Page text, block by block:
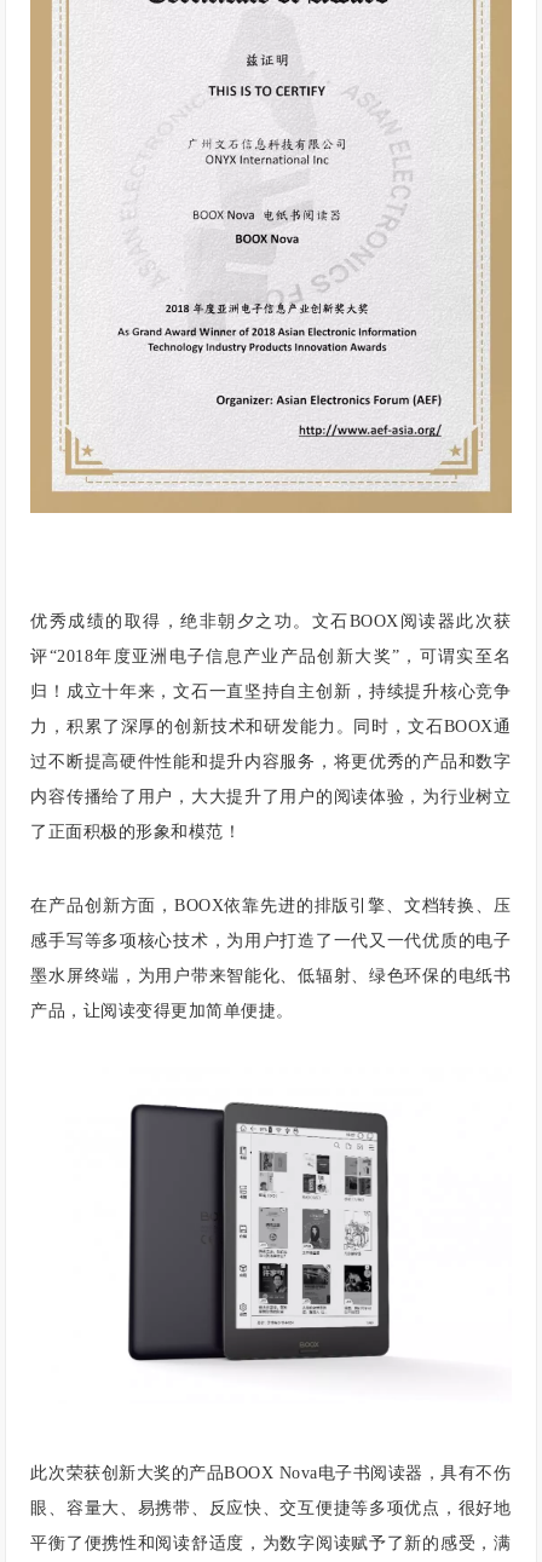
优秀成绩的取得，绝非朝夕之功。文石BOOX阅读器此次获
评“2018年度亚洲电子信息产业产品创新大奖”，可谓实至名
归！成立十年来，文石一直坚持自主创新，持续提升核心竞争
力，积累了深厚的创新技术和研发能力。同时，文石BOOX通
过不断提高硬件性能和提升内容服务，将更优秀的产品和数字
内容传播给了用户，大大提升了用户的阅读体验，为行业树立
了正面积极的形象和模范！
在产品创新方面，BOOX依靠先进的排版引擎、文档转换、压
感手写等多项核心技术，为用户打造了一代又一代优质的电子
墨水屏终端，为用户带来智能化、低辐射、绿色环保的电纸书
产品，让阅读变得更加简单便捷。
此次荣获创新大奖的产品BOOX Nova电子书阅读器，具有不伤
眼、容量大、易携带、反应快、交互便捷等多项优点，很好地
平衡了便携性和阅读舒适度，为数字阅读赋予了新的感受，满